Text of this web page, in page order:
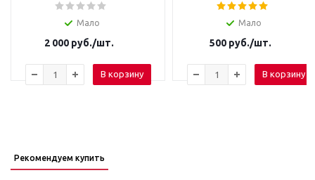
Мало
2 000руб./шт.
В корзину
Мало
500 руб./шт.
В корзину
Рекомендуем купить